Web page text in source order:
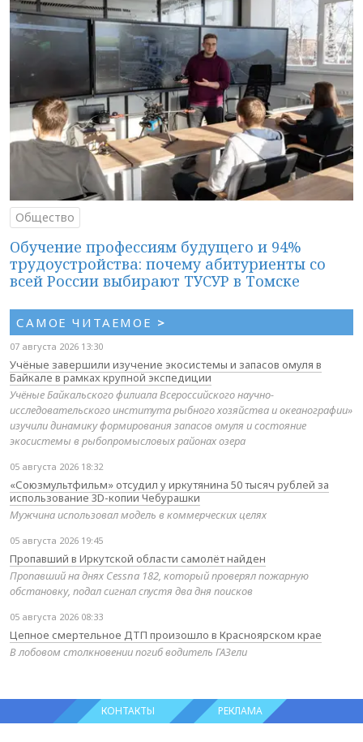
Общество
Обучение профессиям будущего и 94%
трудоустройства: почему абитуриенты со
всей России выбирают ТУСУР в Томске
САМОЕ ЧИТАЕМОЕ >
07 августа 2026 13:30
Учёные завершили изучение экосистемы и запасов омуля в
Байкале в рамках крупной экспедиции
Учёные Байкальского филиала Всероссийского научно-
исследовательского института рыбного хозяйства и океанографии»
изучили динамику формирования запасов омуля и состояние
экосистемы в рыбопромысловых районах озера
05 августа 2026 18:32
«Союзмультфильм» отсудил у иркутянина 50 тысяч рублей за
использование 3D-копии Чебурашки
Мужчина использовал модель в коммерческих целях
05 августа 2026 19:45
Пропавший в Иркутской области самолёт найден
Пропавший на днях Cessna 182, который проверял пожарную
обстановку, подал сигнал спустя два дня поисков
05 августа 2026 08:33
Цепное смертельное ДТП произошло в Красноярском крае
В лобовом столкновении погиб водитель ГАЗели
КОНТАКТЫ РЕКЛАМА